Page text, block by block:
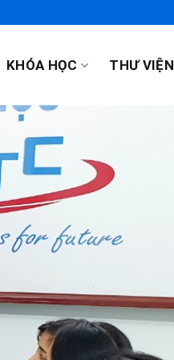
KHÓA HỌC THƯ VIỆN